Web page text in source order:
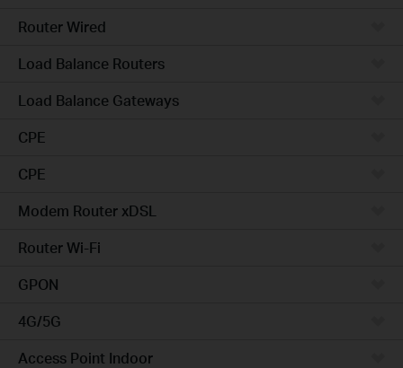
Router Wired
Load Balance Routers
Load Balance Gateways
CPE
CPE
Modem Router xDSL
Router Wi-Fi
GPON
4G/5G
Access Point Indoor